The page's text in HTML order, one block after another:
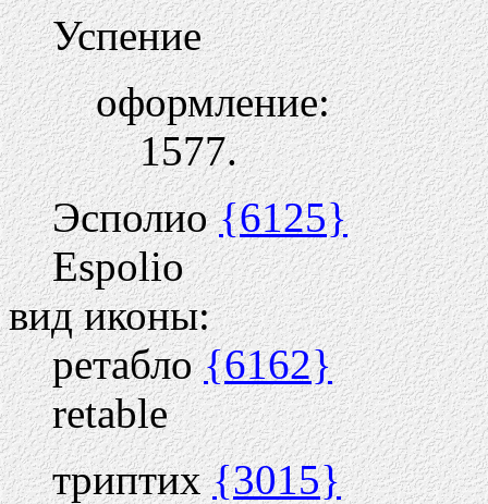
Успение
оформление:
1577.
Эсполио{6125}
Espolio
вид иконы:
ретабло{6162}
retable
триптих{3015}